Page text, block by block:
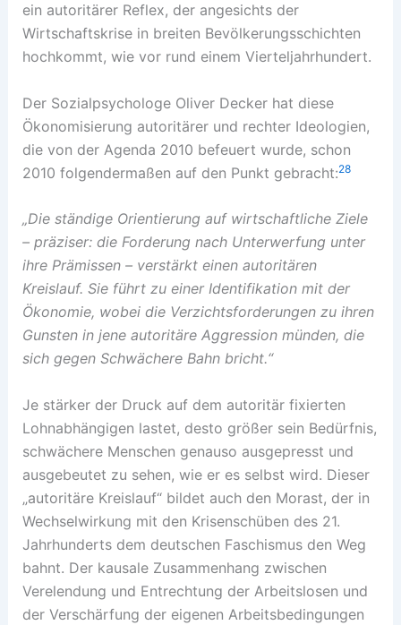
ein autoritärer Reflex, der angesichts der
Wirtschaftskrise in breiten Bevölkerungsschichten
hochkommt, wie vor rund einem Vierteljahrhundert.
Der Sozialpsychologe Oliver Decker hat diese
Ökonomisierung autoritärer und rechter Ideologien,
die von der Agenda 2010 befeuert wurde, schon
2010 folgendermaßen auf den Punkt gebracht:28
„Die ständige Orientierung auf wirtschaftliche Ziele
– präziser: die Forderung nach Unterwerfung unter
ihre Prämissen – verstärkt einen autoritären
Kreislauf. Sie führt zu einer Identifikation mit der
Ökonomie, wobei die Verzichtsforderungen zu ihren
Gunsten in jene autoritäre Aggression münden, die
sich gegen Schwächere Bahn bricht.“
Je stärker der Druck auf dem autoritär fixierten
Lohnabhängigen lastet, desto größer sein Bedürfnis,
schwächere Menschen genauso ausgepresst und
ausgebeutet zu sehen, wie er es selbst wird. Dieser
„autoritäre Kreislauf“ bildet auch den Morast, der in
Wechselwirkung mit den Krisenschüben des 21.
Jahrhunderts dem deutschen Faschismus den Weg
bahnt. Der kausale Zusammenhang zwischen
Verelendung und Entrechtung der Arbeitslosen und
der Verschärfung der eigenen Arbeitsbedingungen